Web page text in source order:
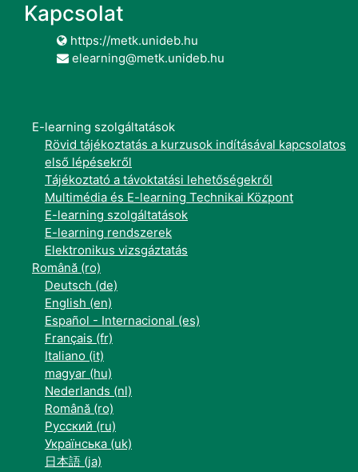
Kapcsolat
https://metk.unideb.hu
elearning@metk.unideb.hu
E-learning szolgáltatások
Rövid tájékoztatás a kurzusok indításával kapcsolatos
első lépésekről
Tájékoztató a távoktatási lehetőségekről
Multimédia és E-learning Technikai Központ
E-learning szolgáltatások
E-learning rendszerek
Elektronikus vizsgáztatás
Română ‎(ro)‎
Deutsch ‎(de)‎
English ‎(en)‎
Español - Internacional ‎(es)‎
Français ‎(fr)‎
Italiano ‎(it)‎
magyar ‎(hu)‎
Nederlands ‎(nl)‎
Română ‎(ro)‎
Русский ‎(ru)‎
Українська ‎(uk)‎
日本語 ‎(ja)‎